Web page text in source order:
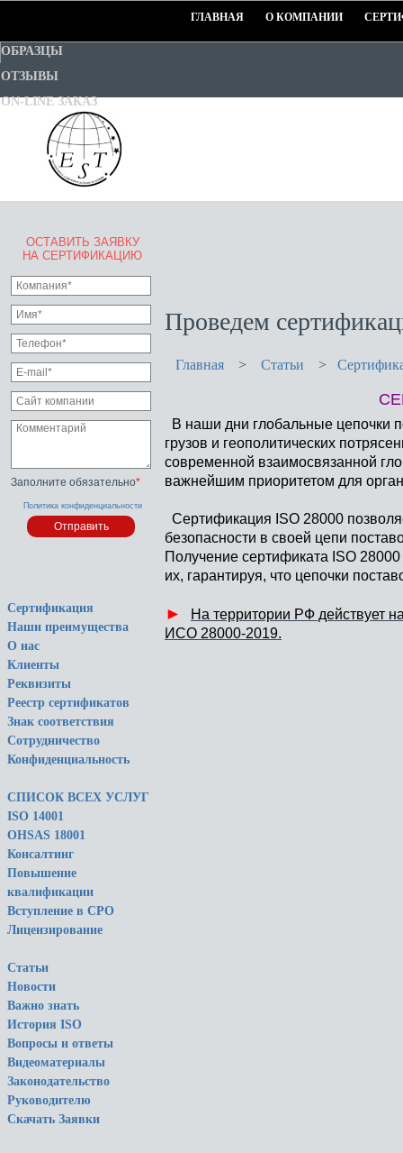
ГЛАВНАЯ О КОМПАНИИ
ОБРАЗЦЫ
ОТЗЫВЫ
ON-LINE ЗАКАЗ
ОСТАВИТЬ ЗАЯВКУ
НА СЕРТИФИКАЦИЮ
Заполните обязательно*
Политика конфиденциальности
Сертификация
Наши преимущества
О нас
Клиенты
Реквизиты
Реестр сертификатов
Знак соответствия
Сотрудничество
Конфиденциальность
СПИСОК ВСЕХ УСЛУГ
ISO 14001
OHSAS 18001
Консалтинг
Повышение
квалификации
Вступление в СРО
Лицензирование
Статьи
Новости
Важно знать
История ISO
Вопросы и ответы
Видеоматериалы
Законодательство
Руководителю
Скачать Заявки
Проведем
Главная > Статьи >
В наши дни глобальные цепочки
грузов и геополитических
современной взаимосвязанной
важнейшим приоритетом для
Сертификация ISO 28000
безопасности в своей цепи
Получение сертификата ISO
их, гарантируя, что цепочки
►
На территории РФ действует
ИСО 28000-2019.